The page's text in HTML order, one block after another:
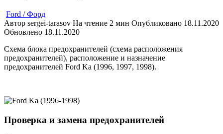
Ford / Форд
Автор sergei-tarasov На чтение 2 мин Опубликовано 18.11.2020
Обновлено 18.11.2020
Схема блока предохранителей (схема расположения
предохранителей), расположение и назначение
предохранителей Ford Ka (1996, 1997, 1998).
Проверка и замена предохранителей